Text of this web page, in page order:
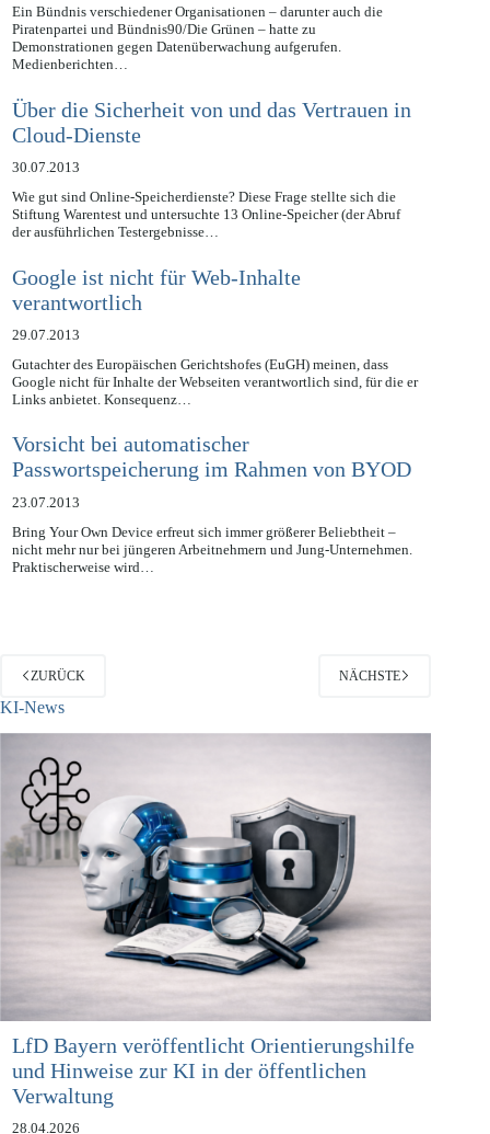
01.08.2013
Ein Bündnis verschiedener Organisationen – darunter auch die
Piratenpartei und Bündnis90/Die Grünen – hatte zu
Demonstrationen gegen Datenüberwachung aufgerufen.
Über die Sicherheit von und das Vertrauen in
Cloud-Dienste
30.07.2013
Wie gut sind Online-Speicherdienste? Diese Frage stellte sich die
Stiftung Warentest und untersuchte 13 Online-Speicher (der Abruf
Google ist nicht für Web-Inhalte
verantwortlich
29.07.2013
Gutachter des Europäischen Gerichtshofes (EuGH) meinen, dass
Google nicht für Inhalte der Webseiten verantwortlich sind, für die er
Vorsicht bei automatischer
Passwortspeicherung im Rahmen von BYOD
23.07.2013
Bring Your Own Device erfreut sich immer größerer Beliebtheit –
nicht mehr nur bei jüngeren Arbeitnehmern und Jung-Unternehmen.
ZURÜCK
KI-News
LfD Bayern veröffentlicht Orientierungshilfe
und Hinweise zur KI in der öffentlichen
Verwaltung